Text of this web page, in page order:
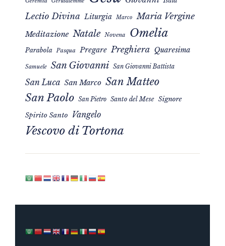
Lectio Divina Liturgia Marco Maria Vergine
Meditazione Natale Novena Omelia
Parabola Pasqua Pregare Preghiera Quaresima
Samuele San Giovanni San Giovanni Battista
San Luca San Marco San Matteo
San Paolo San Pietro Santo del Mese Signore
Spirito Santo Vangelo
Vescovo di Tortona